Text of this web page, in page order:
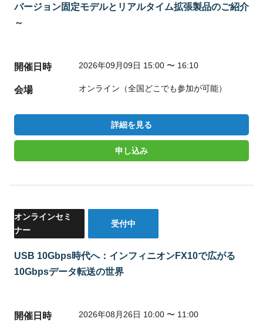
バージョン固定モデルとリアルタイム拡張製品のご紹介
～
開催日時 2026年09月09日 15:00 〜 16:10
会場 オンライン（全国どこでも参加が可能）
詳細を見る
申し込み
オンラインセミ
ナー
受付中
USB 10Gbps時代へ：インフィニオンFX10で広がる
10Gbpsデータ転送の世界
開催日時 2026年08月26日 10:00 〜 11:00